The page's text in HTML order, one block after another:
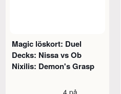
Magic löskort: Duel
Decks: Nissa vs Ob
Nixilis: Demon's Grasp